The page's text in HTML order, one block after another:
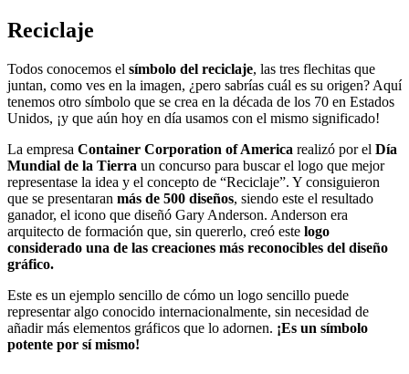
Reciclaje
Todos conocemos el símbolo del reciclaje, las tres flechitas que
juntan, como ves en la imagen, ¿pero sabrías cuál es su origen? Aquí
tenemos otro símbolo que se crea en la década de los 70 en Estados
Unidos, ¡y que aún hoy en día usamos con el mismo significado!
La empresa Container Corporation of America realizó por el Día
Mundial de la Tierra un concurso para buscar el logo que mejor
representase la idea y el concepto de “Reciclaje”. Y consiguieron
que se presentaran más de 500 diseños, siendo este el resultado
ganador, el icono que diseñó Gary Anderson. Anderson era
arquitecto de formación que, sin quererlo, creó este logo
considerado una de las creaciones más reconocibles del diseño
gráfico.
Este es un ejemplo sencillo de cómo un logo sencillo puede
representar algo conocido internacionalmente, sin necesidad de
añadir más elementos gráficos que lo adornen. ¡Es un símbolo
potente por sí mismo!